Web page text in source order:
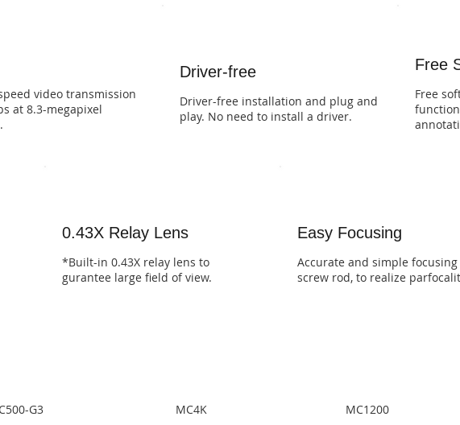
video transmission
at 8.3-megapixel
Driver-free
Driver-free installation and plug and
play. No need to install a driver.
Free
Free
0.43X Relay Lens
*Built-in 0.43X relay lens to
gurantee large field of view.
Easy Focusing
Accurate and simple
screw rod, to realize
G3 MC4K MC1200